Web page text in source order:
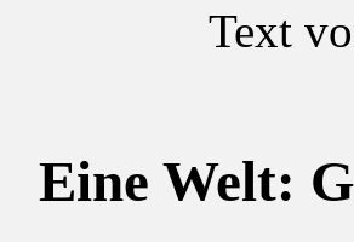
Text
Eine Welt: